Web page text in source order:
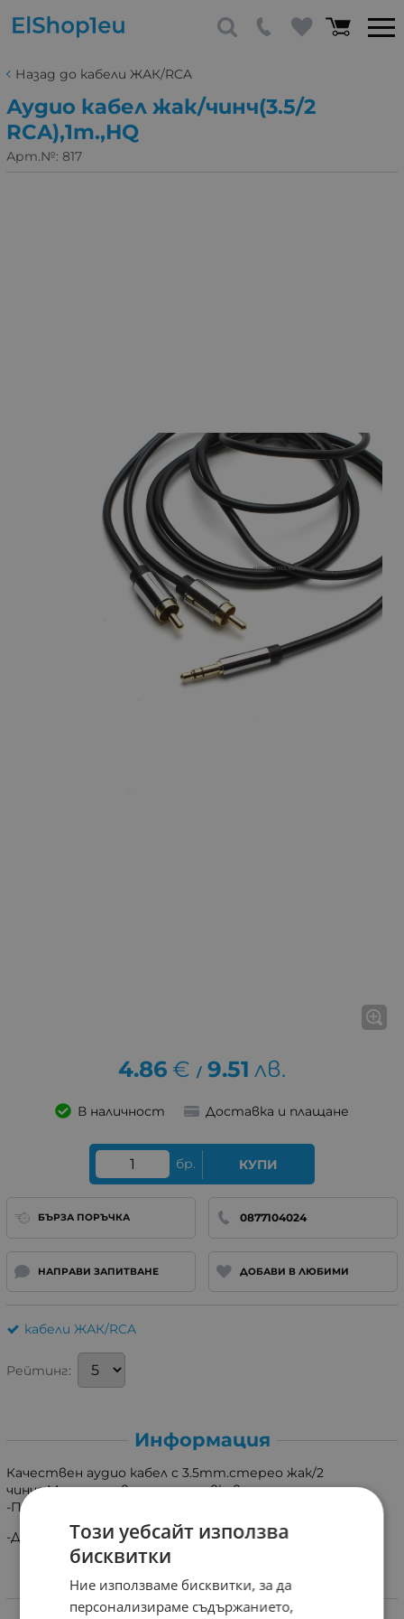
Назад до кабели ЖАК/RCA
Аудио кабел жак/чинч(3.5/2
RCA),1m.,HQ
Арт.№: 817
4.86 € / 9.51 лв.
В наличност Доставка и плащане
бр. КУПИ
БЪРЗА ПОРЪЧКА 0877104024
НАПРАВИ ЗАПИТВАНЕ ДОБАВИ В ЛЮБИМИ
кабели ЖАК/RCA
Рейтинг:
Информация
Качествен аудио кабел с 3.5mm.стерео жак/2
чинча.Медни проводници и гъвкава изолация.
-Позлатени метални конектори
-Дължина 1m.
Характеристики
Този уебсайт използва
бисквитки
Ние използваме бисквитки, за да
персонализираме съдържанието,